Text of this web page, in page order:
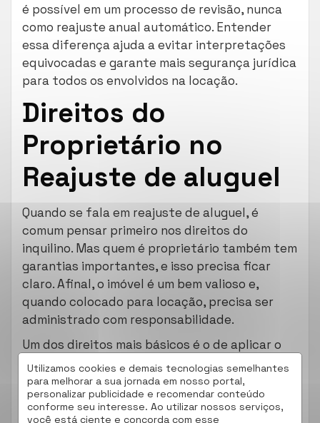
Utilizamos cookies e demais tecnologias semelhantes
para melhorar a sua jornada em nosso portal,
personalizar publicidade e recomendar conteúdo
conforme seu interesse. Ao utilizar nossos serviços,
você está ciente e concorda com esse
é possível em um processo de revisão, nunca
como reajuste anual automático. Entender
essa diferença ajuda a evitar interpretações
equivocadas e garante mais segurança jurídica
para todos os envolvidos na locação.
Direitos do
Proprietário no
Reajuste de aluguel
Quando se fala em reajuste de aluguel, é
comum pensar primeiro nos direitos do
inquilino. Mas quem é proprietário também tem
garantias importantes, e isso precisa ficar
claro. Afinal, o imóvel é um bem valioso e,
quando colocado para locação, precisa ser
administrado com responsabilidade.
Um dos direitos mais básicos é o de aplicar o
reajuste conforme o que foi estabelecido no
contrato. Isso significa que, a cada 12 meses, o
valor pode ser atualizado com base noíndice de
reajuste do aluguelque foi previamente